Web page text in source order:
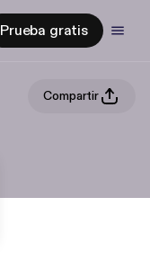
Prueba gratis
Compartir